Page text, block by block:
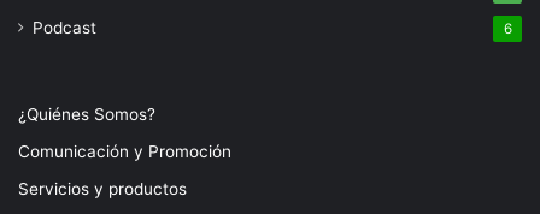
Podcast 6
¿Quiénes Somos?
Comunicación y Promoción
Servicios y productos